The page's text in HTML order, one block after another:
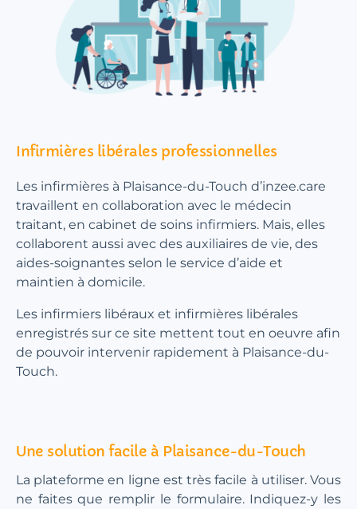
Infirmières libérales professionnelles
Les infirmières à Plaisance-du-Touch d’inzee.care
travaillent en collaboration avec le médecin
traitant, en cabinet de soins infirmiers. Mais, elles
collaborent aussi avec des auxiliaires de vie, des
aides-soignantes selon le service d’aide et
maintien à domicile.
Les infirmiers libéraux et infirmières libérales
enregistrés sur ce site mettent tout en oeuvre afin
de pouvoir intervenir rapidement à Plaisance-du-
Touch.
Une solution facile à Plaisance-du-Touch
La plateforme en ligne est très facile à utiliser. Vous
ne faites que remplir le formulaire. Indiquez-y les